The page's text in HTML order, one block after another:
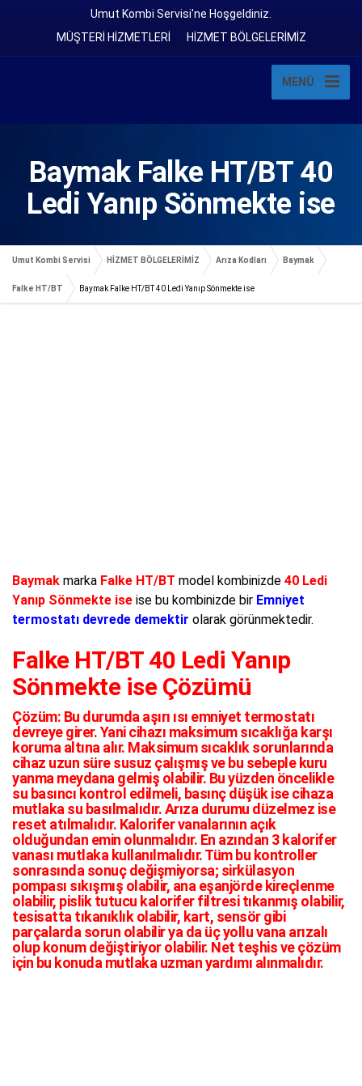
Umut Kombi Servisi'ne Hoşgeldiniz.
MÜŞTERİ HİZMETLERİ
HİZMET BÖLGELERİMİZ
MENÜ
Baymak Falke HT/BT 40
Ledi Yanıp Sönmekte ise
Umut Kombi Servisi HİZMET BÖLGELERİMİZ Arıza Kodları Baymak
Falke HT/BT Baymak Falke HT/BT 40 Ledi Yanıp Sönmekte ise
Baymak marka Falke HT/BT model kombinizde 40 Ledi
Yanıp Sönmekte ise ise bu kombinizde bir Emniyet
termostatı devrede demektir olarak görünmektedir.
Falke HT/BT 40 Ledi Yanıp
Sönmekte ise Çözümü
Çözüm: Bu durumda aşırı ısı emniyet termostatı
devreye girer. Yani cihazı maksimum sıcaklığa karşı
koruma altına alır. Maksimum sıcaklık sorunlarında
cihaz uzun süre susuz çalışmış ve bu sebeple kuru
yanma meydana gelmiş olabilir. Bu yüzden öncelikle
su basıncı kontrol edilmeli, basınç düşük ise cihaza
mutlaka su basılmalıdır. Arıza durumu düzelmez ise
reset atılmalıdır. Kalorifer vanalarının açık
olduğundan emin olunmalıdır. En azından 3 kalorifer
vanası mutlaka kullanılmalıdır. Tüm bu kontroller
sonrasında sonuç değişmiyorsa; sirkülasyon
pompası sıkışmış olabilir, ana eşanjörde kireçlenme
olabilir, pislik tutucu kalorifer filtresi tıkanmış olabilir,
tesisatta tıkanıklık olabilir, kart, sensör gibi
parçalarda sorun olabilir ya da üç yollu vana arızalı
olup konum değiştiriyor olabilir. Net teşhis ve çözüm
için bu konuda mutlaka uzman yardımı alınmalıdır.